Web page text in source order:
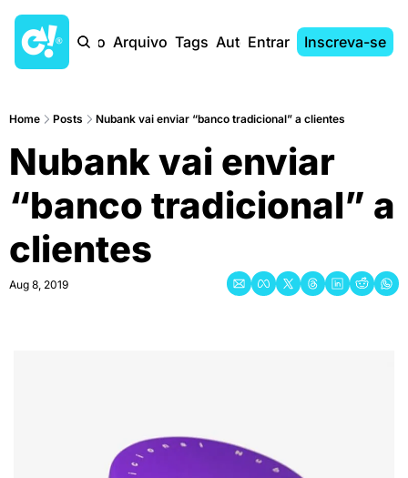
Início Arquivo Tags AutoresEntrar Inscreva-se
Home Posts Nubank vai enviar “banco tradicional” a clientes
Nubank vai enviar
“banco tradicional” a
clientes
Aug 8, 2019